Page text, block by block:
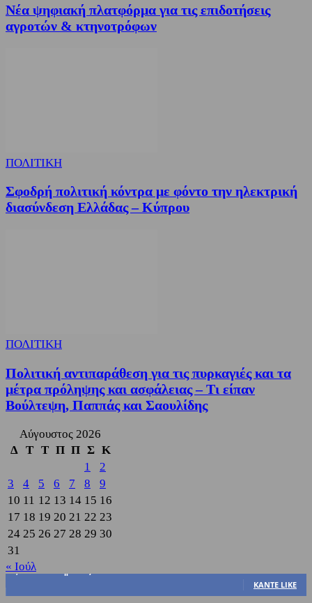
Νέα ψηφιακή πλατφόρμα για τις επιδοτήσεις
αγροτών & κτηνοτρόφων
ΠΟΛΙΤΙΚΗ
Σφοδρή πολιτική κόντρα με φόντο την ηλεκτρική
διασύνδεση Ελλάδας – Κύπρου
ΠΟΛΙΤΙΚΗ
Πολιτική αντιπαράθεση για τις πυρκαγιές και τα
μέτρα πρόληψης και ασφάλειας – Τι είπαν
Βούλτεψη, Παππάς και Σαουλίδης
Αύγουστος 2026
Δ
Τ Τ Π Π Σ Κ
1
2
3
4 5 6 7 8
9
10 11 12 13 14 15 16
17 18 19 20 21 22 23
24 25 26 27 28 29 30
31
« Ιούλ
3,822
ΚΆΝΤΕ LIKE